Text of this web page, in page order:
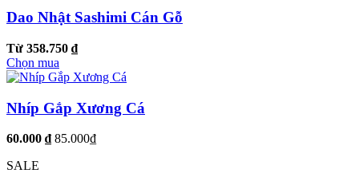
Dao Nhật Sashimi Cán Gỗ
Từ 358.750 ₫
Chọn mua
Nhíp Gắp Xương Cá
60.000 ₫ 85.000₫
SALE